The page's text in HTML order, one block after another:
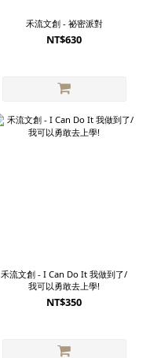
禾流文創 - 祕密派對
NT$630
禾流文創 - I Can Do It 我做到了/
我可以勇敢去上學!
NT$350